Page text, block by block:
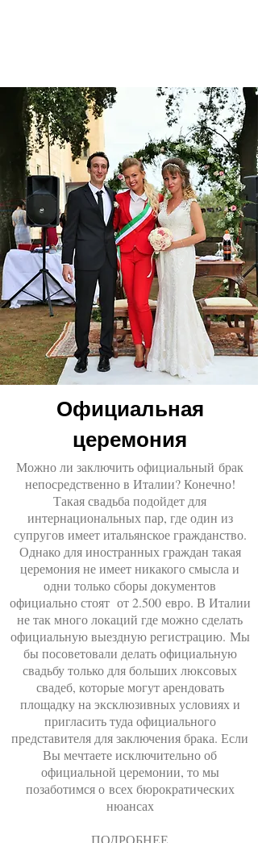
Официальная
церемония
Можно ли заключить официальный брак
непосредственно в Италии? Конечно!
Такая свадьба подойдет для
интернациональных пар, где один из
супругов имеет итальянское гражданство.
Однако для иностранных граждан такая
церемония не имеет никакого смысла и
одни только сборы документов
официально стоят от 2.500 евро. В Италии
не так много локаций где можно сделать
официальную выездную регистрацию. Мы
бы посоветовали делать официальную
свадьбу только для больших люксовых
свадеб, которые могут арендовать
площадку на эксклюзивных условиях и
пригласить туда официального
представителя для заключения брака. Если
Вы мечтаете исключительно об
официальной церемонии, то мы
позаботимся о всех бюрократических
нюансах
ПОДРОБНЕЕ